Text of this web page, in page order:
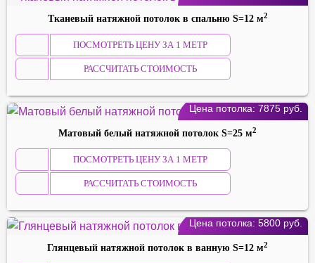
Тканевый натяжной потолок в спальню S=12 м2
ПОСМОТРЕТЬ ЦЕНУ ЗА 1 МЕТР
РАССЧИТАТЬ СТОИМОСТЬ
Цена потолка: 7875 руб.
Матовый белый натяжной потолок S=25 м2
ПОСМОТРЕТЬ ЦЕНУ ЗА 1 МЕТР
РАССЧИТАТЬ СТОИМОСТЬ
Цена потолка: 5800 руб.
Глянцевый натяжной потолок в ванную S=12 м2